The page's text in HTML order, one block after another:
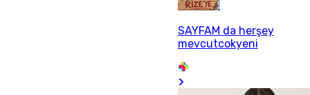
SAYFAM da herşey
mevcutcokyeni